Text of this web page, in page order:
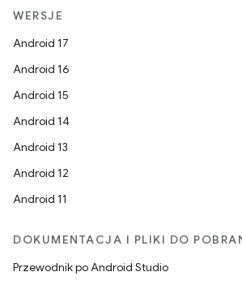
WERSJE
Android 17
Android 16
Android 15
Android 14
Android 13
Android 12
Android 11
DOKUMENTACJA I PLIKI DO
Przewodnik po Android Studio